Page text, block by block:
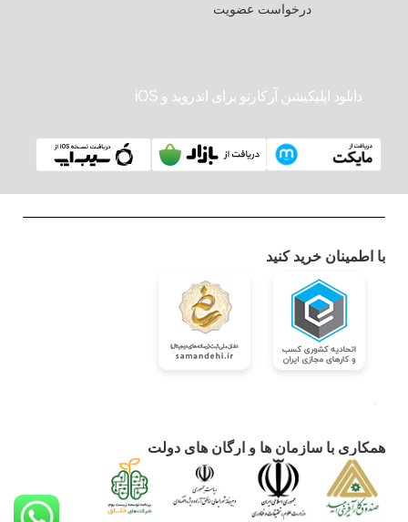
درخواست عضویت
دانلود اپلیکیشن آرکارنو برای اندروید و iOS
با اطمینان خرید کنید
همکاری با سازمان ها و ارگان های دولت